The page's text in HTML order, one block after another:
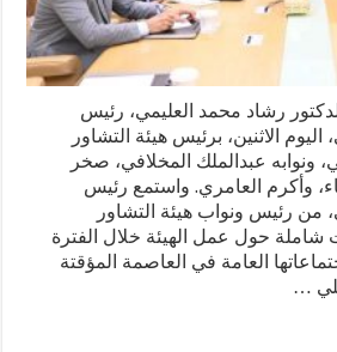
رشاد محمد العليمي، رئيس
الاثنين، برئيس هيئة التشاور
ونوابه عبدالملك المخلافي، صخر
وأكرم العامري. واستمع رئيس
من رئيس ونواب هيئة التشاور
شاملة حول عمل الهيئة خلال الفترة
العامة في العاصمة المؤقتة
…